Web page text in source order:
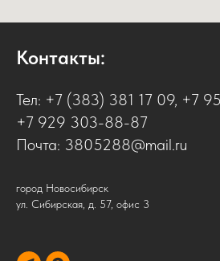
Контакты:
Тел: +7 (383) 381 17 09, +7
+7 929 303-88-87
Почта: 3805288@mail.ru
город Новосибирск
ул. Сибирская, д. 57, офис 3